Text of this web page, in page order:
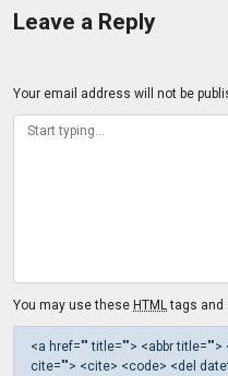
Leave a Reply
Your email address will not be
You may use these HTML tags and
<a href="" title=""> <abbr
cite=""> <cite> <code> <del